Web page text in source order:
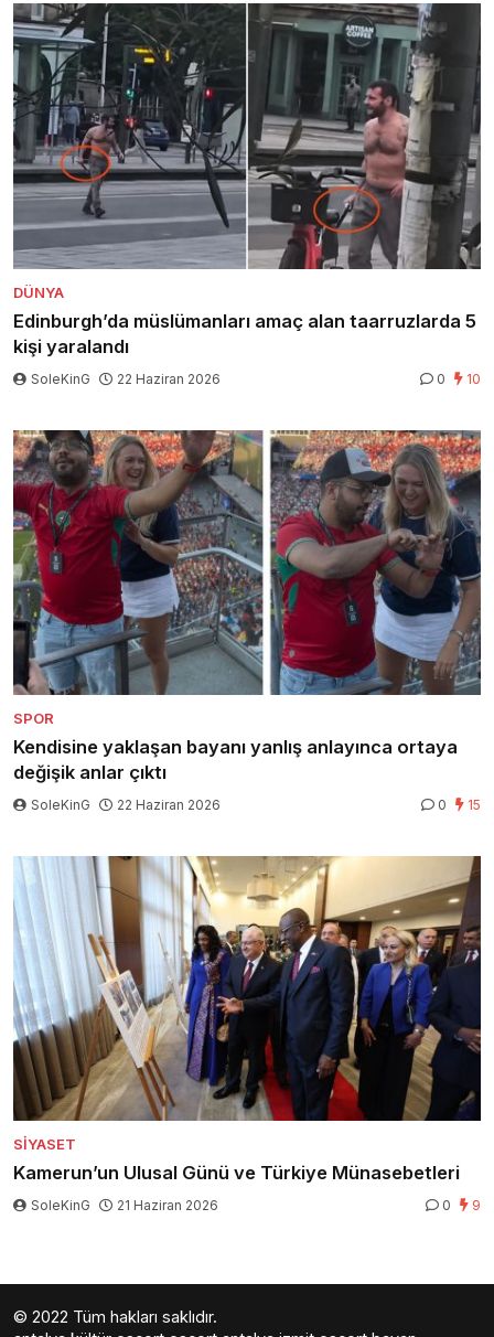
DÜNYA
Edinburgh’da müslümanları amaç alan taarruzlarda 5
kişi yaralandı
SoleKinG 22 Haziran 2026 0 10
SPOR
Kendisine yaklaşan bayanı yanlış anlayınca ortaya
değişik anlar çıktı
SoleKinG 22 Haziran 2026 0 15
SIYASET
Kamerun’un Ulusal Günü ve Türkiye Münasebetleri
SoleKinG 21 Haziran 2026 0 9
© 2022 Tüm hakları saklıdır.